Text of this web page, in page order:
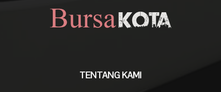
TENTANG KAMI